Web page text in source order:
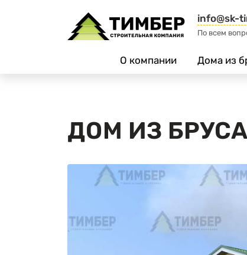
info@sk-
По всем
О компании Дома из
ДОМ ИЗ